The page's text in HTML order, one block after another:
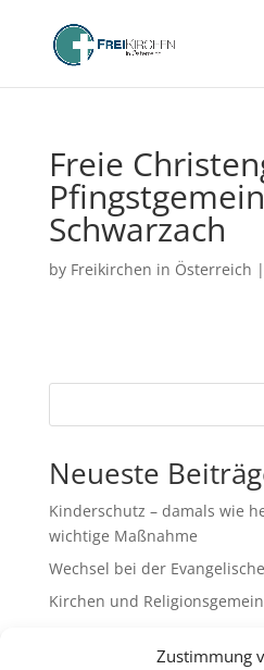
Zustimmung
Freie
Schwarzach
by Freikirchen in Österreich |
Neueste
Kinderschutz – damals wie
wichtige Maßnahme
Wechsel bei der
Kirchen und
Schulen & Kindergärten in